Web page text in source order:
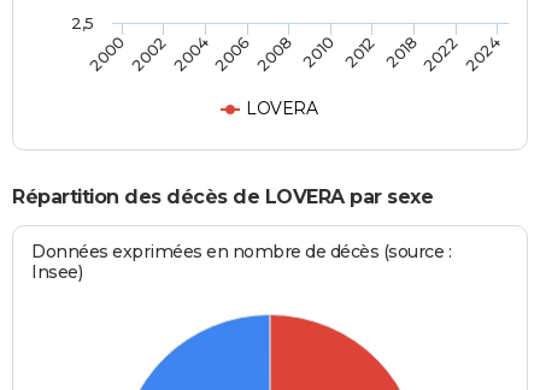
LOVERA
20002002200420062008 2010 2012 201820222024
2,5
Répartition des décès de LOVERA par sexe
Données exprimées en nombre de décès (source :
Insee)